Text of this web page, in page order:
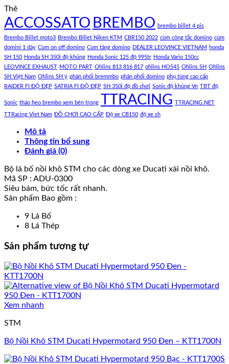
Thẻ
ACCOSSATO BREMBO brembo billet 4 pis
Brembo Billet moto3 Brembo Billet Niken KTM CBR150 2022 cùm công tắc domino cùm
domini 1 dây Cùm on off domino Cùm tăng domino DEALER LEOVINCE VIETNAM honda
SH 150 Honda SH 350i độ khủng Honda Sonic 125 độ 995tr Honda Vario 150cc
LEOVINCE EXHAUST MOTO PART Ohlins 813 816 817 ohlins HO545 Ohlins SH Ohlins
SH Việt Nam Ohlins SH ý phân phối bremmbo phân phối domino phụ tùng cao cấp
RAIDER FI ĐỘ ĐẸP SATRIA FI ĐỘ ĐẸP SH 350i độ đồ chơi Sonic độ khủng Vn TBT độ
Sonic tháo heo brembo xem bên trong TTRACING TTRACING.NET
TTRacing Viet Nam ĐỒ CHƠI CAO CẤP Độ xe CB150 độ xe sh
Mô tả
Thông tin bổ sung
Đánh giá (0)
Bộ lá bố nồi khô STM cho các dòng xe Ducati xài nồi khô.
Mã SP : ADU-0300
Siêu bám, bức tốc rất nhanh.
Sản phẩm Bao gồm :
9 Lá Bố
8 Lá Thép
Sản phẩm tương tự
Xem nhanh
STM
Bộ Nồi Khô STM Ducati Hypermotard 950 Đen – KTT1700N